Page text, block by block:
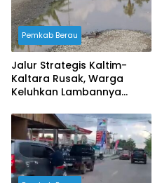
Pemkab Berau
Jalur Strategis Kaltim-
Kaltara Rusak, Warga
Keluhkan Lambannya